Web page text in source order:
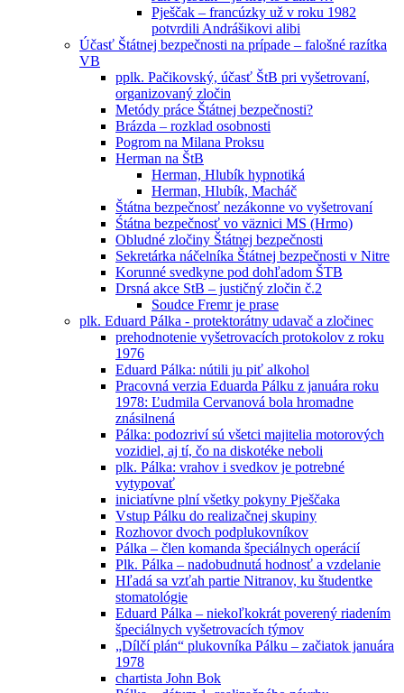
Pješčak – francúzky už v roku 1982
potvrdili Andrášikovi alibi
Účasť Štátnej bezpečnosti na prípade – falošné razítka
VB
pplk. Pačikovský, účasť ŠtB pri vyšetrovaní,
organizovaný zločin
Metódy práce Štátnej bezpečnosti?
Brázda – rozklad osobnosti
Pogrom na Milana Proksu
Herman na ŠtB
Herman, Hlubík hypnotiká
Herman, Hlubík, Macháč
Štátna bezpečnosť nezákonne vo vyšetrovaní
Śtátna bezpečnosť vo väznici MS (Hrmo)
Obludné zločiny Štátnej bezpečnosti
Sekretárka náčelníka Štátnej bezpečnosti v Nitre
Korunné svedkyne pod dohľadom ŠTB
Drsná akce StB – justičný zločin č.2
Soudce Fremr je prase
plk. Eduard Pálka - protektorátny udavač a zločinec
prehodnotenie vyšetrovacích protokolov z roku
1976
Eduard Pálka: nútili ju piť alkohol
Pracovná verzia Eduarda Pálku z januára roku
1978: Ľudmila Cervanová bola hromadne
znásilnená
Pálka: podozriví sú všetci majitelia motorových
vozidiel, aj tí, čo na diskotéke neboli
plk. Pálka: vrahov i svedkov je potrebné
vytypovať
iniciatívne plní všetky pokyny Pješčaka
Vstup Pálku do realizačnej skupiny
Rozhovor dvoch podplukovníkov
Pálka – člen komanda špeciálnych operácií
Plk. Pálka – nadobudnutá hodnosť a vzdelanie
Hľadá sa vzťah partie Nitranov, ku študentke
stomatológie
Eduard Pálka – niekoľkokrát poverený riadením
špeciálnych vyšetrovacích týmov
„Dílčí plán“ plukovníka Pálku – začiatok januára
1978
chartista John Bok